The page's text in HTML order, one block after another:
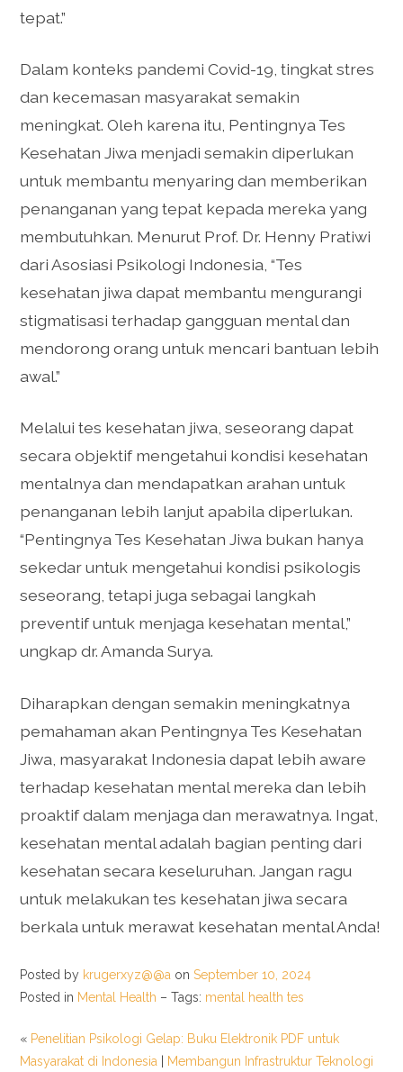
tepat.”
Dalam konteks pandemi Covid-19, tingkat stres
dan kecemasan masyarakat semakin
meningkat. Oleh karena itu, Pentingnya Tes
Kesehatan Jiwa menjadi semakin diperlukan
untuk membantu menyaring dan memberikan
penanganan yang tepat kepada mereka yang
membutuhkan. Menurut Prof. Dr. Henny Pratiwi
dari Asosiasi Psikologi Indonesia, “Tes
kesehatan jiwa dapat membantu mengurangi
stigmatisasi terhadap gangguan mental dan
mendorong orang untuk mencari bantuan lebih
awal.”
Melalui tes kesehatan jiwa, seseorang dapat
secara objektif mengetahui kondisi kesehatan
mentalnya dan mendapatkan arahan untuk
penanganan lebih lanjut apabila diperlukan.
“Pentingnya Tes Kesehatan Jiwa bukan hanya
sekedar untuk mengetahui kondisi psikologis
seseorang, tetapi juga sebagai langkah
preventif untuk menjaga kesehatan mental,”
ungkap dr. Amanda Surya.
Diharapkan dengan semakin meningkatnya
pemahaman akan Pentingnya Tes Kesehatan
Jiwa, masyarakat Indonesia dapat lebih aware
terhadap kesehatan mental mereka dan lebih
proaktif dalam menjaga dan merawatnya. Ingat,
kesehatan mental adalah bagian penting dari
kesehatan secara keseluruhan. Jangan ragu
untuk melakukan tes kesehatan jiwa secara
berkala untuk merawat kesehatan mental Anda!
Posted by krugerxyz@@a onSeptember 10, 2024
Posted in Mental Health – Tags: mental health tes
« Penelitian Psikologi Gelap: Buku Elektronik PDF untuk
Masyarakat di Indonesia
Membangun Infrastruktur Teknologi